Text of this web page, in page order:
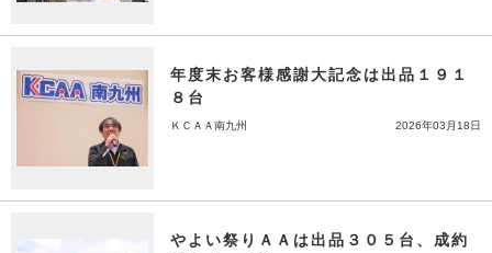
年度末お客様感謝大記念は出品１９１
８台
ＫＣＡＡ南九州 2026年03月18日
やよい祭りＡＡは出品３０５台、成約